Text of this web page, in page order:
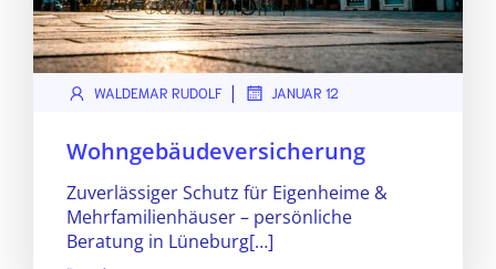
WALDEMAR RUDOLF | JANUAR 12
Wohngebäudeversicherung
Zuverlässiger Schutz für Eigenheime &
Mehrfamilienhäuser – persönliche
Beratung in Lüneburg[…]